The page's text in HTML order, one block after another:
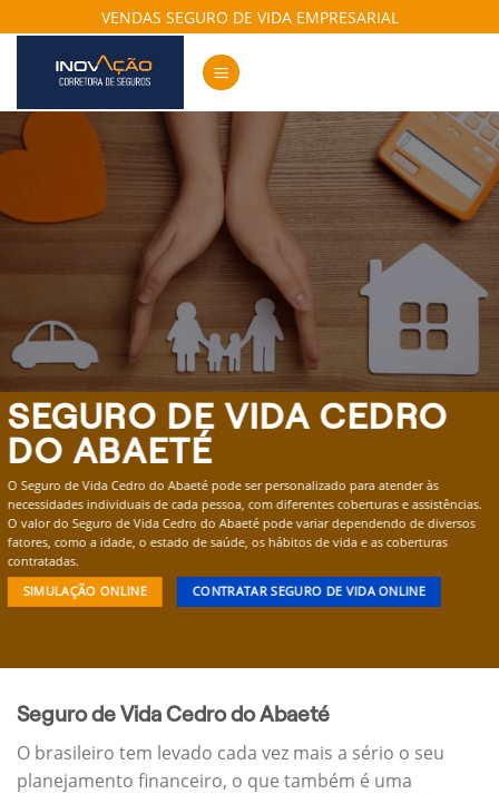
to
content
VENDAS SEGURO DE VIDA EMPRESARIAL
SEGURO DE VIDA CEDRO
DO ABAETÉ
O Seguro de Vida Cedro do Abaeté pode ser personalizado para atender às
necessidades individuais de cada pessoa, com diferentes coberturas e assistências.
O valor do Seguro de Vida Cedro do Abaeté pode variar dependendo de diversos
fatores, como a idade, o estado de saúde, os hábitos de vida e as coberturas
contratadas.
SIMULAÇÃO ONLINE CONTRATAR SEGURO DE VIDA ONLINE
Seguro de Vida Cedro do Abaeté
O brasileiro tem levado cada vez mais a sério o seu
planejamento financeiro, o que também é uma